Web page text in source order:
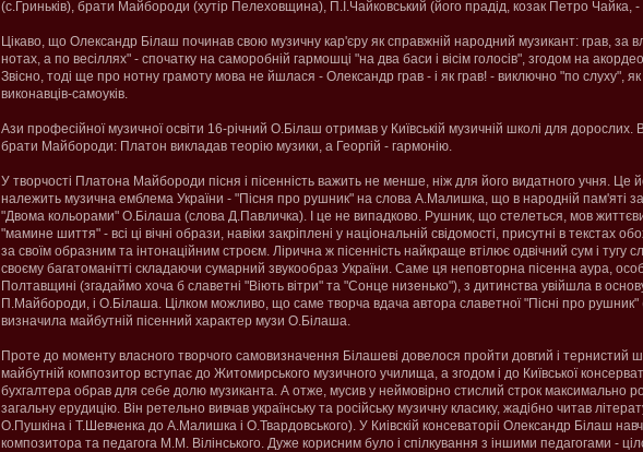
(с.Гриньків), брати Майбороди (хутір Пелеховщина), П.І.Чайковський (його прадід, козак Петро Чайка,
Цікаво, що Олександр Білаш починав свою музичну кар'єру як справжній народний музикант: грав, за
нотах, а по весіллях" - спочатку на саморобній гармошці "на два баси і вісім голосів", згодом на
Звісно, тоді ще про нотну грамоту мова не йшлася - Олександр грав - і як грав! - виключно "по слуху",
виконавців-самоуків.
Ази професійної музичної освіти 16-річний О.Білаш отримав у Київській музичній школі для
брати Майбороди: Платон викладав теорію музики, а Георгій - гармонію.
У творчості Платона Майбороди пісня і пісенність важить не менше, ніж для його видатного учня. Це
належить музична емблема України - "Пісня про рушник" на слова А.Малишка, що в народній пам'яті
"Двома кольорами" О.Білаша (слова Д.Павличка). І це не випадково. Рушник, що стелеться, мов
"мамине шиття" - всі ці вічні образи, навіки закріплені у національній свідомості, присутні в текстах
за своїм образним та інтонаційним строєм. Лірична ж пісенність найкраще втілює одвічний сум і тугу
своєму багатоманітті складаючи сумарний звукообраз України. Саме ця неповторна пісенна аура,
Полтавщині (згадаймо хоча б славетні "Віють вітри" та "Сонце низенько"), з дитинства увійшла в основу
П.Майбороди, і О.Білаша. Цілком можливо, що саме творча вдача автора славетної "Пісні про
визначила майбутній пісенний характер музи О.Білаша.
Проте до моменту власного творчого самовизначення Білашеві довелося пройти довгий і тернистий
майбутній композитор вступає до Житомирського музичного училища, а згодом і до Київської
бухгалтера обрав для себе долю музиканта. А отже, мусив у неймовірно стислий строк максимально
загальну ерудицію. Він ретельно вивчав українську та російську музичну класику, жадібно читав
О.Пушкіна і Т.Шевченка до А.Малишка і О.Твардовського). У Киiвскій консеваторіi Олександр Білаш
композитора та педагога М.М. Вілінського. Дуже корисним було і спілкування з іншими педагогами -